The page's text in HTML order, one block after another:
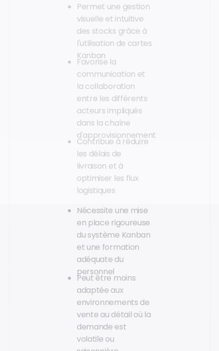
Permet une gestion
visuelle et intuitive
des stocks grâce à
l'utilisation de cartes
Kanban
Favorise la
communication et
la collaboration
entre les différents
acteurs impliqués
dans la chaîne
d'approvisionnement
Contribue à réduire
les délais de
livraison et à
optimiser les flux
logistiques
Nécessite une mise
en place rigoureuse
du système Kanban
et une formation
adéquate du
personnel
Peut être moins
adaptée aux
environnements de
vente au détail où la
demande est
volatile ou